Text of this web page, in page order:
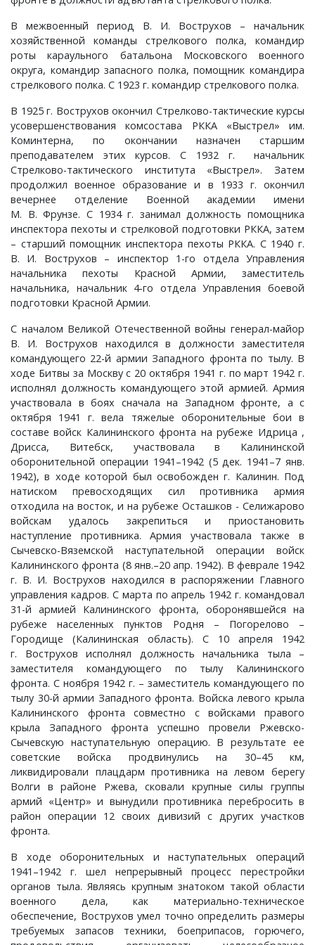
В межвоенный период В. И. Вострухов – начальник
хозяйственной команды стрелкового полка, командир
роты караульного батальона Московского военного
округа, командир запасного полка, помощник командира
стрелкового полка. С 1923 г. командир стрелкового полка.
В 1925 г. Вострухов окончил Стрелково-тактические курсы
усовершенствования комсостава РККА «Выстрел» им.
Коминтерна, по окончании назначен старшим
преподавателем этих курсов. С 1932 г. начальник
Стрелково-тактического института «Выстрел». Затем
продолжил военное образование и в 1933 г. окончил
вечернее отделение Военной академии имени
М. В. Фрунзе. С 1934 г. занимал должность помощника
инспектора пехоты и стрелковой подготовки РККА, затем
– старший помощник инспектора пехоты РККА. С 1940 г.
В. И. Вострухов – инспектор 1-го отдела Управления
начальника пехоты Красной Армии, заместитель
начальника, начальник 4-го отдела Управления боевой
подготовки Красной Армии.
С началом Великой Отечественной войны генерал-майор
В. И. Вострухов находился в должности заместителя
командующего 22-й армии Западного фронта по тылу. В
ходе Битвы за Москву с 20 октября 1941 г. по март 1942 г.
исполнял должность командующего этой армией. Армия
участвовала в боях сначала на Западном фронте, а с
октября 1941 г. вела тяжелые оборонительные бои в
составе войск Калининского фронта на рубеже Идрица ,
Дрисса, Витебск, участвовала в Калининской
оборонительной операции 1941–1942 (5 дек. 1941–7 янв.
1942), в ходе которой был освобожден г. Калинин. Под
натиском превосходящих сил противника армия
отходила на восток, и на рубеже Осташков - Селижарово
войскам удалось закрепиться и приостановить
наступление противника. Армия участвовала также в
Сычевско-Вяземской наступательной операции войск
Калининского фронта (8 янв.–20 апр. 1942). В феврале 1942
г. В. И. Вострухов находился в распоряжении Главного
управления кадров. С марта по апрель 1942 г. командовал
31-й армией Калининского фронта, оборонявшейся на
рубеже населенных пунктов Родня – Погорелово –
Городище (Калининская область). С 10 апреля 1942
г. Вострухов исполнял должность начальника тыла –
заместителя командующего по тылу Калининского
фронта. С ноября 1942 г. – заместитель командующего по
тылу 30-й армии Западного фронта. Войска левого крыла
Калининского фронта совместно с войсками правого
крыла Западного фронта успешно провели Ржевско-
Сычевскую наступательную операцию. В результате ее
советские войска продвинулись на 30–45 км,
ликвидировали плацдарм противника на левом берегу
Волги в районе Ржева, сковали крупные силы группы
армий «Центр» и вынудили противника перебросить в
район операции 12 своих дивизий с других участков
фронта.
В ходе оборонительных и наступательных операций
1941–1942 г. шел непрерывный процесс перестройки
органов тыла. Являясь крупным знатоком такой области
военного дела, как материально-техническое
обеспечение, Вострухов умел точно определить размеры
требуемых запасов техники, боеприпасов, горючего,
Слотино, село
Сорокина, деревня
Старова, деревня
Таратина, деревня
Чернецкое, село
Шарапово, деревня
Шеина, деревня
Шимонова, деревня
Юрцево, деревня
Паустово, деревня
Пески, деревня
Пировы-Городищи, село
Плосково, деревня
Путятино, деревня
Раменье, деревня
Сарыево, село
Сергеево, деревня
Сергиевы Горки, село
Ставрово, деревня
Станки, село
Степанцево, село
Ступицы, деревня
Табачиха, деревня
Тополевка, деревня
Троицкое-Татарово, село
Харино, деревня
Хотиловка, деревня
Шатнево, деревня
Швариха, деревня
Фролово, урочище
Чулково, поселок
Шубино, деревня
Старково, деревня
Таланово, деревня
Тасинский Бор, поселок
Уршельский, поселок
Цикуль, село
Шевертни, деревня
Якимец, поселок
Горки, село
Городок, деревня
Гусево, деревня
Давыдово, село
Дворики, деревня
Дмитриково, деревня
Епишово, деревня
Зауичье, деревня
Ивановская, деревня
Ивашково, деревня
Ивишенье, деревня
Имени Артема, поселок
имени Горького, поселок
имени Карла Маркса, поселок
имени Красина, поселок
Имени М. В. Фрунзе, посёлок
имени С. М. Кирова, поселок
Истомино, деревня
Каменово, деревня
Камешково, город
Карякино, деревня
Кижаны, деревня
Кирюшино, деревня
Коверино, село
Колосово, деревня
Константиновка, деревня
Краснознаменский, поселок
Малышево, село
Маринино, село
Марьино, село
Медуши, погост
Мелехово, поселок
Меховицы, село
Милиново, село
Мисайлово, деревня
Новый, поселок
Овсянниково, деревня
Озерки, деревня
Осипово, село
Петровское, деревня
Плесец, село
Пустынка, деревня
Репники, деревня
Русино, село
Ручьи, деревня
Санаторий имени Абельмана, поселок
Санниково, село
Сенино, деревня
Сергейцево, деревня
Смехра, деревня
Смолино, село
Тынцы, село
Федотово, деревня
Федуриха, деревня
Новобусино, деревня
Новофетинино, деревня
Раздолье, поселок
Снегирево, село
Тимошкино, село
Тонково, деревня
Флорищи, село
Лужки, деревня
Ляхи, село
Максимово, деревня
Меленки, город
Мильдево, деревня
Окшово, деревня
Песочная, деревня
Просеницы, село
Пьянгус, село
Репино, село
Савково, деревня
Селино, деревня
Синжаны, село
Славцево, село
Толстиково, деревня
Тургенево, деревня
Урваново, село
Усад, деревня
Черсево, село
Южный, поселок
Новоселки, село
Окулово, деревня
Орлово, деревня
Панфилово, село
Пестенькино, деревня
Савково, деревня
Саксино, деревня
Талызино, деревня
Татарово, село
Хоробрицы, деревня
Чаадаево, село
Матренино, село
Мышлино, деревня
Нагорный, поселок
Пекша, деревня
Перново, деревня
Петушки, город
Покров, город
Старые Омутищи, деревня
Старые Петушки, деревня
Сушнево-1, поселок
Лучинское, деревня
Некрасиха, деревня
Одерихино, деревня
Орехово, село
Перебор, деревня
Прокошиха, деревня
Рождествено, село
Семеновское, село
Собинка, город
Спасское, село
Ставрово, поселок
Ундол, село
Фетинино, село
Черкутино, село
Чижово, деревня
Юрино, деревня
Овсяниково, деревня
Передел, деревня
Погребищи, деревня
Полхово, село
Разлукино, деревня
Рычково, деревня
Сеславское, село
Спас-Купалище, село
Судогда, город
Хохловка, деревня
Языково, село
Новое, село
Павловское, село
Петраково, село
Подберезье, село
Порецкое, село
Пустой Ярославль, деревня
Романово, село
Садовый, поселок
Сновицы, село
Спасское, село
Суздаль, город
Суромна, село
Сущево, деревня
Улово, село
Филиппуши, деревня
Цибеево, село
Черниж, село
Якиманское, село
Янево, село
Перелоги, село
Петрушино, деревня
Подолец, село
Пречистая Гора, село
Ратислово, село
Сима, село
Федоровское, село
Федосьино, село
Чувашиха, деревня
Чураково, деревня
Шихобалово, село
Энтузиаст, село
Юрьев-Польский, город
Ярдениха, деревня